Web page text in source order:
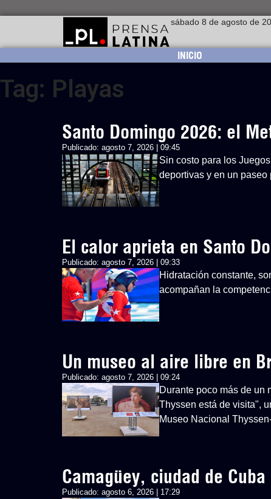
sábado 8 de agosto de
INICIO
Tag: Playas
Santo Domingo 2026: el
Publicado: agosto 7, 2026 | 09:45
Sin costo para los
deportivas y en un paseo
El calor aprieta en Santo
Publicado: agosto 7, 2026 | 09:33
Hidratación constante,
acompañan la
Un museo al aire libre en
Publicado: agosto 7, 2026 | 09:24
Durante poco más de un
Thyssen está de visita",
Museo Nacional
Camagüey, ciudad de
Publicado: agosto 6, 2026 | 17:29